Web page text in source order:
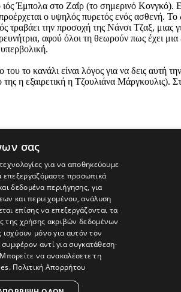
Έμπολα στο Ζαΐρ (το σημερινό Κονγκό).
ο υψηλός πυρετός ενός ασθενή. Το
τραβάει την προσοχή της Νάνσι Τζαξ, μιας
αφού όλοι τη θεωρούν πως έχει
το κανάλι είναι λόγος για να δεις αυτή
της η εξαιρετική η Τζουλιάνα
Ειδήσεις, συνεντεύξεις, συναντήσεις,
σας
για να αποθηκεύουμε
επεξεργαζόμαστε προσωπικά
δεδομένα περιήγησης, για
και περιεχομένου, ανάλυση
επίσης να επεξεργάζονται τα
της χρήσης ακριβών δεδομένων
ισχύουν μόνο για αυτόν τον
αντί για συγκατάθεση·
να ανακαλέσετε τη
. Πολιτική Απορρήτου